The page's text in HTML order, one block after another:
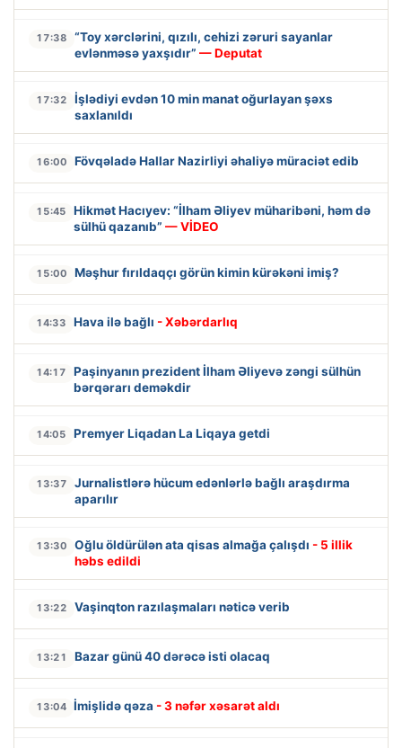
17:38
“Toy xərclərini, qızılı, cehizi zəruri sayanlar
evlənməsə yaxşıdır” — Deputat
17:32
İşlədiyi evdən 10 min manat oğurlayan şəxs
saxlanıldı
16:00 Fövqəladə Hallar Nazirliyi əhaliyə müraciət edib
15:45
Hikmət Hacıyev: “İlham Əliyev müharibəni, həm də
sülhü qazanıb” — VİDEO
15:00 Məşhur fırıldaqçı görün kimin kürəkəni imiş?
14:33 Hava ilə bağlı - Xəbərdarlıq
14:17
Paşinyanın prezident İlham Əliyevə zəngi sülhün
bərqərarı deməkdir
14:05 Premyer Liqadan La Liqaya getdi
13:37
Jurnalistlərə hücum edənlərlə bağlı araşdırma
aparılır
13:30 Oğlu öldürülən ata qisas almağa çalışdı - 5 illik
həbs edildi
13:22 Vaşinqton razılaşmaları nəticə verib
13:21 Bazar günü 40 dərəcə isti olacaq
13:04 İmişlidə qəza - 3 nəfər xəsarət aldı